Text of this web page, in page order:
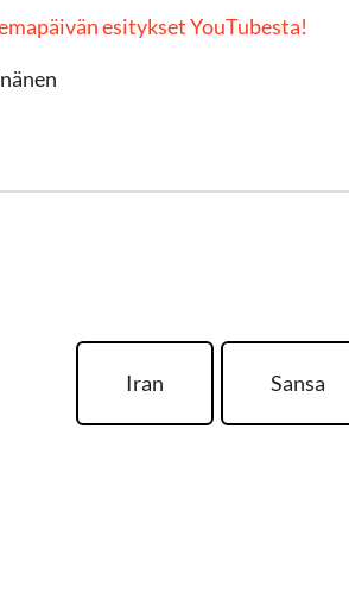
esitykset YouTubesta!
Iran Sansa